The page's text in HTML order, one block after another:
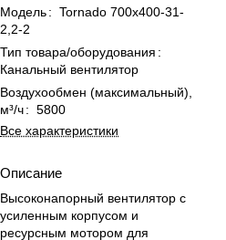
Модель: Tornado 700x400-31-
2,2-2
Тип товара/оборудования :
Канальный вентилятор
Воздухообмен (максимальный),
м³/ч: 5800
Все характеристики
Описание
Высоконапорный вентилятор с
усиленным корпусом и
ресурсным мотором для